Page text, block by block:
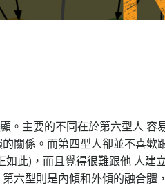
。主要的不同在於第六型人 容
關係。而第四型人卻並不喜
此)，而且覺得很難跟他 人建
六型則是內傾和外傾的融合體